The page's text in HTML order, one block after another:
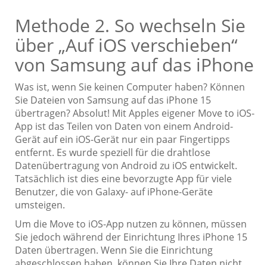
Methode 2. So wechseln Sie
über „Auf iOS verschieben“
von Samsung auf das iPhone
Was ist, wenn Sie keinen Computer haben? Können
Sie Dateien von Samsung auf das iPhone 15
übertragen? Absolut! Mit Apples eigener Move to iOS-
App ist das Teilen von Daten von einem Android-
Gerät auf ein iOS-Gerät nur ein paar Fingertipps
entfernt. Es wurde speziell für die drahtlose
Datenübertragung von Android zu iOS entwickelt.
Tatsächlich ist dies eine bevorzugte App für viele
Benutzer, die von Galaxy- auf iPhone-Geräte
umsteigen.
Um die Move to iOS-App nutzen zu können, müssen
Sie jedoch während der Einrichtung Ihres iPhone 15
Daten übertragen. Wenn Sie die Einrichtung